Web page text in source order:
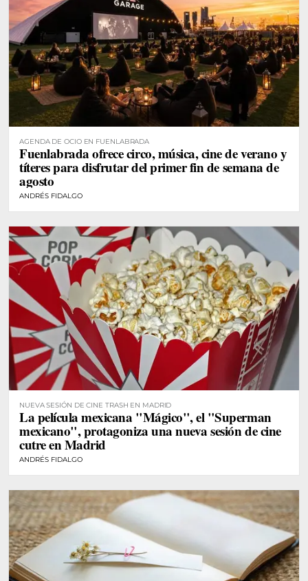
AGENDA DE OCIO EN FUENLABRADA
Fuenlabrada ofrece circo, música, cine de verano y
títeres para disfrutar del primer fin de semana de
agosto
ANDRÉS FIDALGO
NUEVA SESIÓN DE CINE TRASH EN MADRID
La película mexicana "Mágico", el "Superman
mexicano", protagoniza una nueva sesión de cine
cutre en Madrid
ANDRÉS FIDALGO